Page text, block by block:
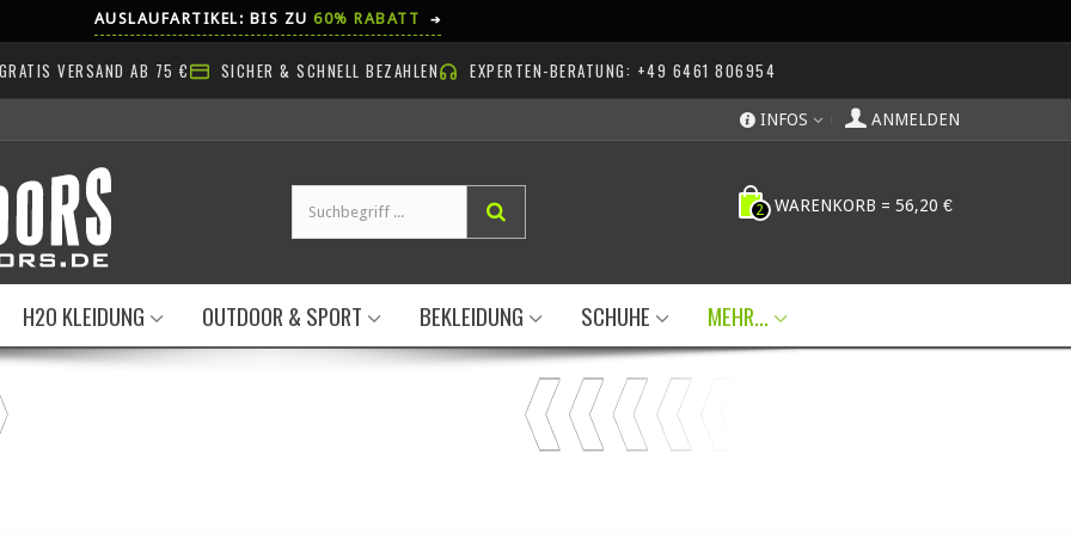
AUSLAUFARTIKEL: BIS ZU 60% RABATT
VERSAND AB 75 € SICHER & SCHNELL BEZAHLEN EXPERTEN-BERATUNG: +49 6461 806954
ANMELDEN
INFOS
2 WARENKORB = 56,20 €
H2O KLEIDUNG OUTDOOR & SPORT BEKLEIDUNG SCHUHE MEHR...